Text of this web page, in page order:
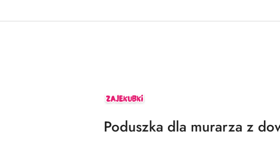
ZAJEKUBKI
Poduszka dla murarza z